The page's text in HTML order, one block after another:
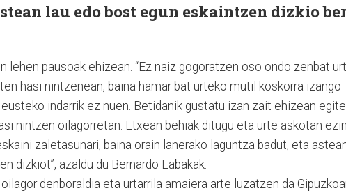
lau edo bost egun eskaintzen dizkio
lehen pausoak ehizean. “Ez naiz gogoratzen oso ondo zenbat
hasi nintzenean, baina hamar bat urteko mutil koskorra izango
indarrik ez nuen. Betidanik gustatu izan zait ehizean
nintzen oilagorretan. Etxean behiak ditugu eta urte askotan ezin
zaletasunari, baina orain lanerako laguntza badut, eta
dizkiot”, azaldu du Bernardo Labakak.
denboraldia eta urtarrila amaiera arte luzatzen da